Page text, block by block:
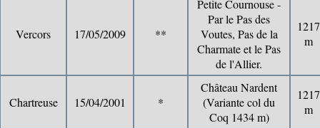
Vercors 17/05/2009 **
Petite Cournouse -
Par le Pas des
Voutes, Pas de la
Charmate et le Pas
de l'Allier.
1217
m
Chartreuse 15/04/2001 *
Château Nardent
(Variante col du
Coq 1434 m)
1217
m